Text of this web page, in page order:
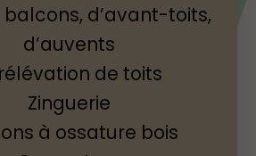
balcons, d’avant-toits,
d’auvents
de toits
Zinguerie
à ossature bois